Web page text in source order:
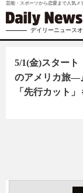
芸能・スポーツから恋愛まで人気メ
デイリーニュース
5/1(金)スタート
のアメリカ旅
「先行カット」